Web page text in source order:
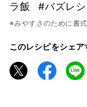
ラ飯
#バズレ
※みやすさのために書
このレシピをシェア